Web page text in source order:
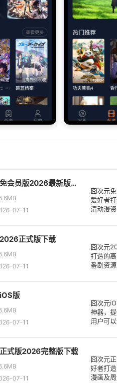
囧次元免会员版2026最新版下载
07-11
囧次元
爱好者
清动漫
正式版下载
07-11
囧次元
打造的
番剧资
版
07-11
囧次元
神器，
用户可
式版2026完整版下载
07-11
囧次元
好者打
漫画及